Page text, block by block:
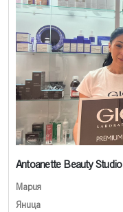
Antoanette Beauty Studio
Мария
Яница